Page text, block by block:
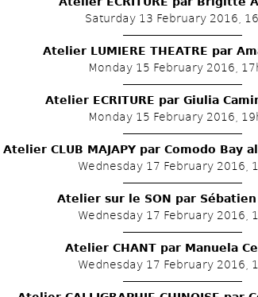
Saturday 13 February 2016,
Atelier LUMIERE THEATRE par
Monday 15 February 2016,
Atelier ECRITURE par Giulia
Monday 15 February 2016,
Atelier CLUB MAJAPY par Comodo Bay
Wednesday 17 February 2016,
Atelier sur le SON par
Wednesday 17 February 2016,
Atelier CHANT par Manuela
Wednesday 17 February 2016,